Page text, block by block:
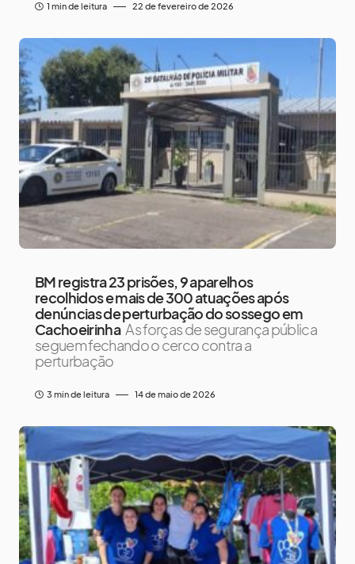
1 min de leitura 22 de fevereiro de 2026
BM registra 23 prisões, 9 aparelhos
recolhidos e mais de 300 atuações após
denúncias de perturbação do sossego em
Cachoeirinha As forças de segurança pública
seguem fechando o cerco contra a
perturbação
3 min de leitura 14 de maio de 2026